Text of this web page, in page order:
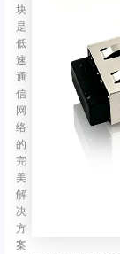
块
是
低
速
通
信
网
络
的
完
美
解
决
方
案